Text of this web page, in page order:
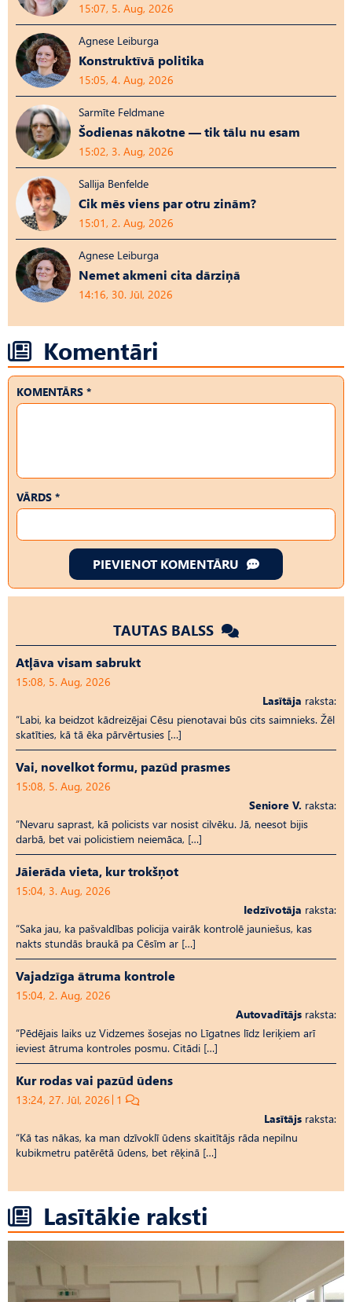
15:07, 5. Aug, 2026
Agnese Leiburga
Konstruktīvā politika
15:05, 4. Aug, 2026
Sarmīte Feldmane
Šodienas nākotne — tik tālu nu esam
15:02, 3. Aug, 2026
Sallija Benfelde
Cik mēs viens par otru zinām?
15:01, 2. Aug, 2026
Agnese Leiburga
Nemet akmeni cita dārziņā
14:16, 30. Jūl, 2026
Komentāri
KOMENTĀRS *
VĀRDS *
PIEVIENOT KOMENTĀRU
TAUTAS BALSS
Atļāva visam sabrukt
15:08, 5. Aug, 2026
Lasītāja raksta:
“Labi, ka beidzot kādreizējai Cēsu pienotavai būs cits saimnieks. Žēl
skatīties, kā tā ēka pārvērtusies […]
Vai, novelkot formu, pazūd prasmes
15:08, 5. Aug, 2026
Seniore V. raksta:
“Nevaru saprast, kā policists var nosist cilvēku. Jā, neesot bijis
darbā, bet vai policistiem neiemāca, […]
Jāierāda vieta, kur trokšņot
15:04, 3. Aug, 2026
Iedzīvotāja raksta:
“Saka jau, ka pašvaldības policija vairāk kontrolē jauniešus, kas
nakts stundās braukā pa Cēsīm ar […]
Vajadzīga ātruma kontrole
15:04, 2. Aug, 2026
Autovadītājs raksta:
“Pēdējais laiks uz Vid­ze­mes šosejas no Līgatnes līdz Ieriķiem arī
ieviest ātruma kontroles posmu. Citādi […]
Kur rodas vai pazūd ūdens
13:24, 27. Jūl, 2026 1
Lasītājs raksta:
“Kā tas nākas, ka man dzīvoklī ūdens skaitītājs rāda nepilnu
kubikmetru patērētā ūdens, bet rēķinā […]
Lasītākie raksti